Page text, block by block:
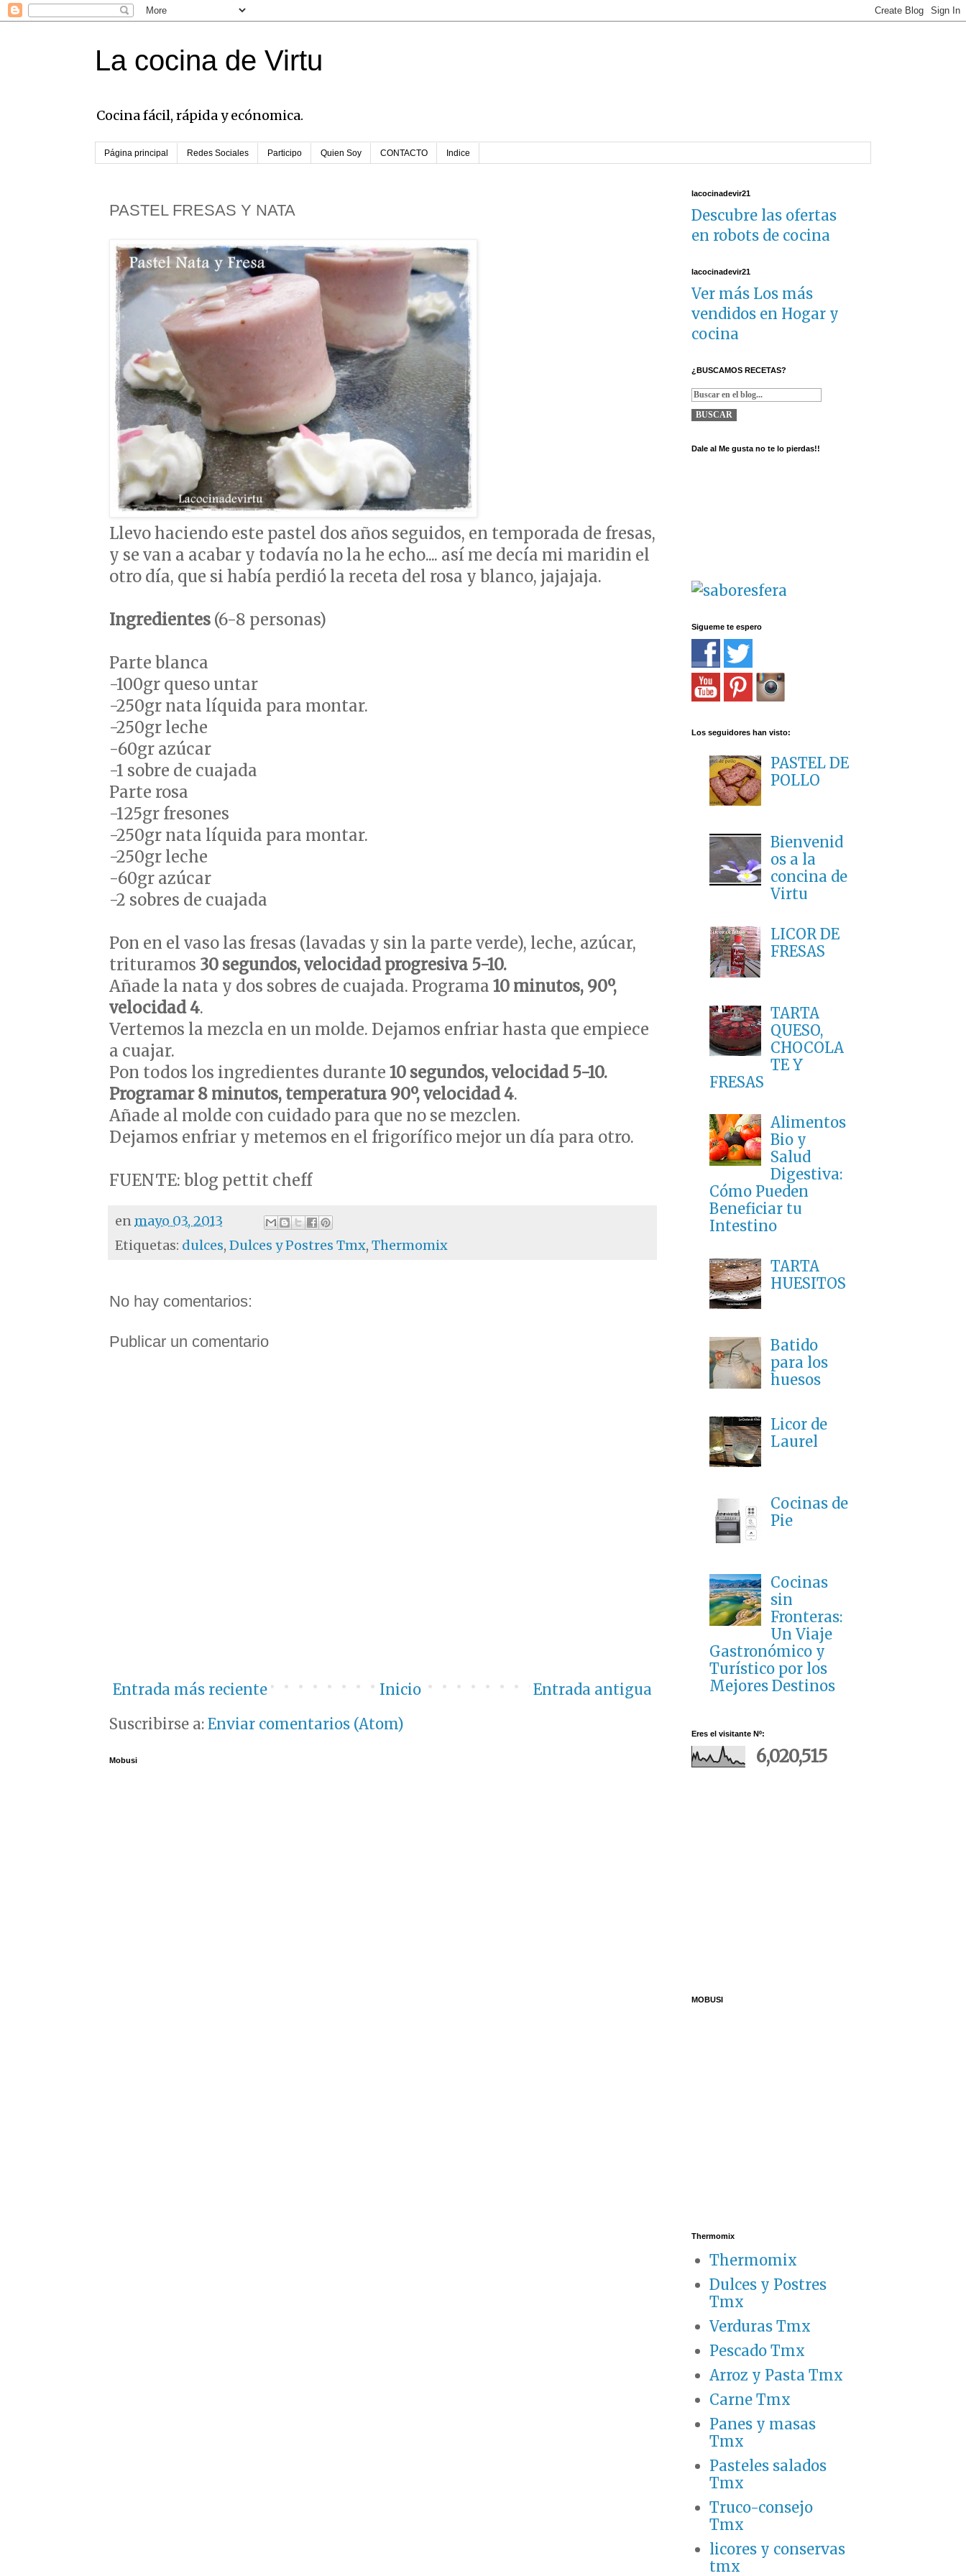
La cocina de Virtu
Cocina fácil, rápida y ecónomica.
Página principal Redes Sociales Participo Quien Soy CONTACTO Indice
PASTEL FRESAS Y NATA
Llevo haciendo este pastel dos años seguidos, en temporada de fresas,
y se van a acabar y todavía no la he echo.... así me decía mi maridin el
otro día, que si había perdió la receta del rosa y blanco, jajajaja.
Ingredientes (6-8 personas)
Parte blanca
-100gr queso untar
-250gr nata líquida para montar.
-250gr leche
-60gr azúcar
-1 sobre de cuajada
Parte rosa
-125gr fresones
-250gr nata líquida para montar.
-250gr leche
-60gr azúcar
-2 sobres de cuajada
Pon en el vaso las fresas (lavadas y sin la parte verde), leche, azúcar,
trituramos 30 segundos, velocidad progresiva 5-10.
Añade la nata y dos sobres de cuajada. Programa 10 minutos, 90º,
velocidad 4.
Vertemos la mezcla en un molde. Dejamos enfriar hasta que empiece
a cuajar.
Pon todos los ingredientes durante 10 segundos, velocidad 5-10.
Programar 8 minutos, temperatura 90º, velocidad 4.
Añade al molde con cuidado para que no se mezclen.
Dejamos enfriar y metemos en el frigorífico mejor un día para otro.
FUENTE: blog pettit cheff
enmayo 03, 2013
Etiquetas: dulces, Dulces y Postres Tmx, Thermomix
No hay comentarios:
Publicar un comentario
Entrada más reciente Entrada antigua
Inicio
Suscribirse a: Enviar comentarios (Atom)
Mobusi
lacocinadevir21
Descubre las ofertas
en robots de cocina
lacocinadevir21
Ver más Los más
vendidos en Hogar y
cocina
¿BUSCAMOS RECETAS?
Dale al Me gusta no te lo pierdas!!
Sigueme te espero
Los seguidores han visto:
PASTEL DE
POLLO
Bienvenid
os a la
concina de
Virtu
LICOR DE
FRESAS
TARTA
QUESO,
CHOCOLA
TE Y
FRESAS
Alimentos
Bio y
Salud
Digestiva:
Cómo Pueden
Beneficiar tu
Intestino
TARTA
HUESITOS
Batido
para los
huesos
Licor de
Laurel
Cocinas de
Pie
Cocinas
sin
Fronteras:
Un Viaje
Gastronómico y
Turístico por los
Mejores Destinos
Eres el visitante Nº:
6,020,515
MOBUSI
Thermomix
Thermomix
Dulces y Postres
Tmx
Verduras Tmx
Pescado Tmx
Arroz y Pasta Tmx
Carne Tmx
Panes y masas
Tmx
Pasteles salados
Tmx
Truco-consejo
Tmx
licores y conservas
tmx